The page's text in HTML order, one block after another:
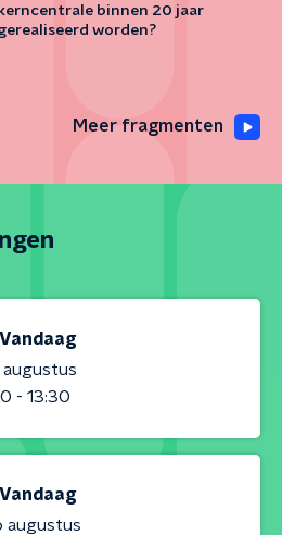
kerncentrale binnen 20 jaar
worden?
Meer fragmenten
- 13:30
augustus